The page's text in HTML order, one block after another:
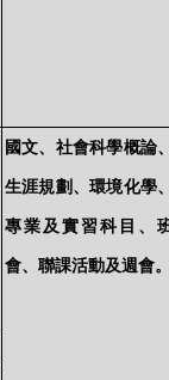
國文、社會科學概論
生涯規劃、環境化學
專業及實習科目、
會、聯課活動及週會